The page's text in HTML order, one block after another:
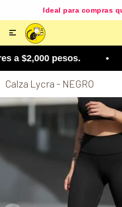
Ideal para compras

a $2,000 pesos. • Si
Calza Lycra - NEGRO